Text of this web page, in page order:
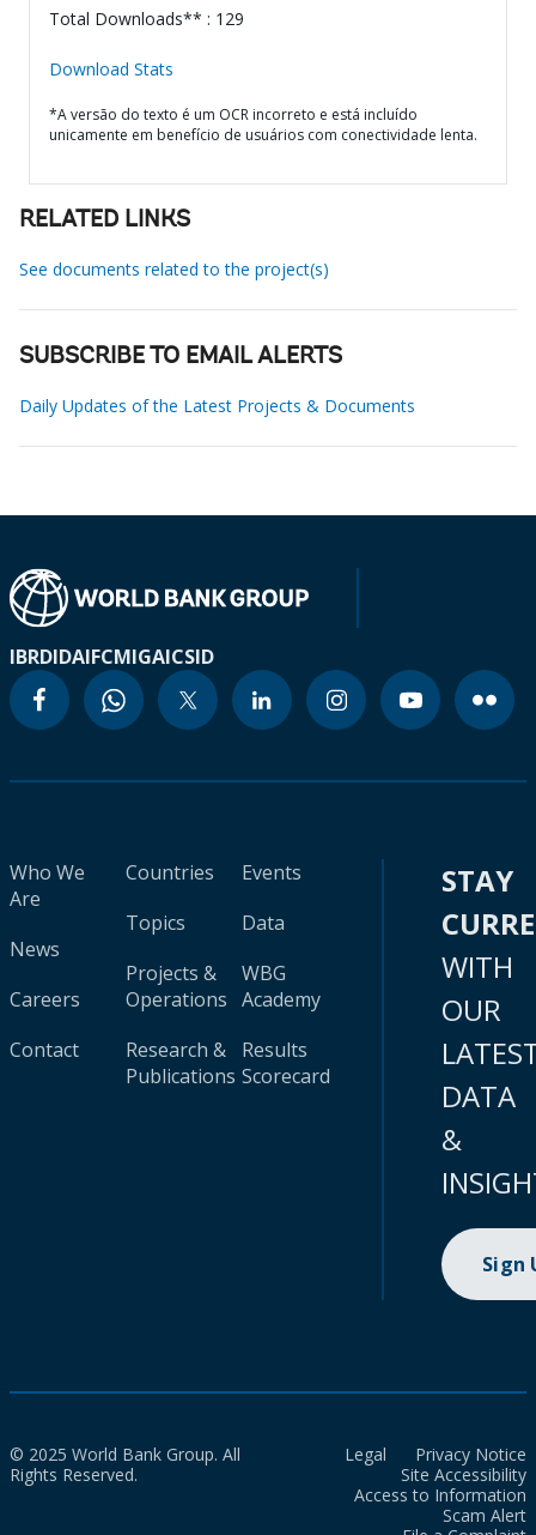
Total Downloads** : 129
Download Stats
*A versão do texto é um OCR incorreto e está incluído
unicamente em benefício de usuários com conectividade lenta.
RELATED LINKS
See documents related to the project(s)
SUBSCRIBE TO EMAIL ALERTS
Daily Updates of the Latest Projects & Documents
IBRDIDAIFCMIGAICSID
Who We
Are
News
Careers
Contact
Countries
Topics
Projects &
Operations
Research &
Publications
Events
Data
WBG
Academy
Results
Scorecard
STAY
WITH
OUR
DATA
&
Sign
© 2025 World Bank Group. All
Rights Reserved.
Legal
Privacy Notice
Site Accessibility
Access to Information
Scam Alert